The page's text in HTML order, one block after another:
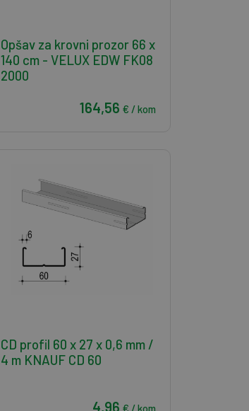
Opšav za krovni prozor 66 x
140 cm - VELUX EDW FK08
2000
164,56 € / kom
CD profil 60 x 27 x 0,6 mm /
4 m KNAUF CD 60
4,96 € / kom